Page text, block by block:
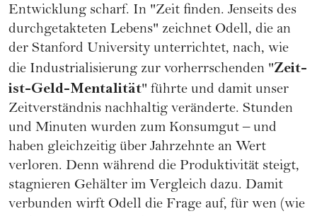
Entwicklung scharf. In "Zeit finden. Jenseits des
durchgetakteten Lebens" zeichnet Odell, die an
der Stanford University unterrichtet, nach, wie
die Industrialisierung zur vorherrschenden "Zeit-
ist-Geld-Mentalität" führte und damit unser
Zeitverständnis nachhaltig veränderte. Stunden
und Minuten wurden zum Konsumgut – und
haben gleichzeitig über Jahrzehnte an Wert
verloren. Denn während die Produktivität steigt,
stagnieren Gehälter im Vergleich dazu. Damit
verbunden wirft Odell die Frage auf, für wen (wie